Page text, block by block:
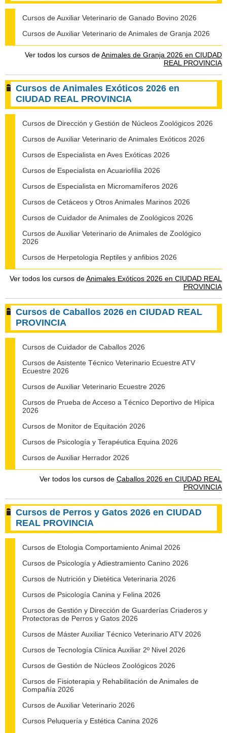
Cursos de Auxiliar Veterinario de Ganado Bovino 2026
Cursos de Auxiliar Veterinario de Animales de Granja 2026
Ver todos los cursos deAnimales de Granja 2026 en CIUDAD
REAL PROVINCIA
Cursos de Animales Exóticos 2026 en
CIUDAD REAL PROVINCIA
Cursos de Dirección y Gestión de Núcleos Zoológicos 2026
Cursos de Auxiliar Veterinario de Animales Exóticos 2026
Cursos de Especialista en Aves Exóticas 2026
Cursos de Especialista en Acuariofilia 2026
Cursos de Especialista en Micromamíferos 2026
Cursos de Cetáceos y Otros Animales Marinos 2026
Cursos de Cuidador de Animales de Zoológicos 2026
Cursos de Auxiliar Veterinario de Animales de Zoológico
2026
Cursos de Herpetologia Reptiles y anfibios 2026
Ver todos los cursos deAnimales Exóticos 2026 en CIUDAD REAL
PROVINCIA
Cursos de Caballos 2026 en CIUDAD REAL
PROVINCIA
Cursos de Cuidador de Caballos 2026
Cursos de Asistente Técnico Veterinario Ecuestre ATV
Ecuestre 2026
Cursos de Auxiliar Veterinario Ecuestre 2026
Cursos de Prueba de Acceso a Técnico Deportivo de Hípica
2026
Cursos de Monitor de Equitación 2026
Cursos de Psicología y Terapéutica Equina 2026
Cursos de Auxiliar Herrador 2026
Ver todos los cursos de Caballos 2026 en CIUDAD REAL
PROVINCIA
Cursos de Perros y Gatos 2026 en CIUDAD
REAL PROVINCIA
Cursos de Etologia Comportamiento Animal 2026
Cursos de Psicología y Adiestramiento Canino 2026
Cursos de Nutrición y Dietética Veterinaria 2026
Cursos de Psicología Canina y Felina 2026
Cursos de Gestión y Dirección de Guarderías Criaderos y
Protectoras de Perros y Gatos 2026
Cursos de Máster Auxiliar Técnico Veterinario ATV 2026
Cursos de Tecnología Clínica Auxiliar 2º Nivel 2026
Cursos de Gestión de Núcleos Zoológicos 2026
Cursos de Fisioterapia y Rehabilitación de Animales de
Compañía 2026
Cursos de Auxiliar Veterinario 2026
Cursos Peluquería y Estética Canina 2026